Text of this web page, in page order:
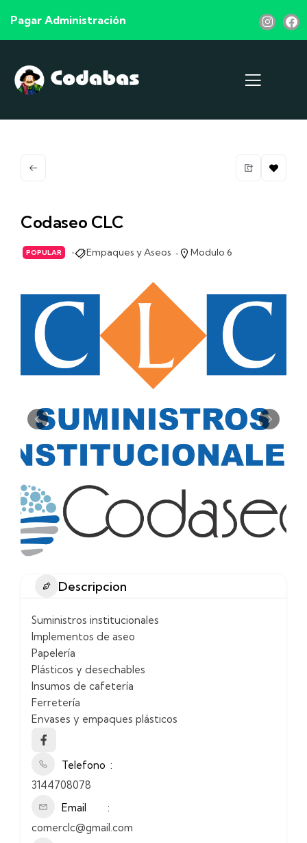
Pagar Administración
Codaseo CLC
POPULAR Empaques y Aseos Modulo 6
Descripcion
Suministros institucionales
Implementos de aseo
Papelería
Plásticos y desechables
Insumos de cafetería
Ferretería
Envases y empaques plásticos
Telefono
3144708078
Email
comerclc@gmail.com